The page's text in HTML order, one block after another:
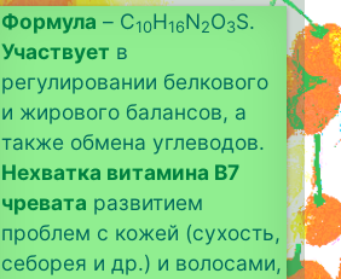
Формула – C10H16N2O3S.
Участвует в
регулировании белкового
и жирового балансов, а
также обмена углеводов.
Нехватка витамина B7
чревата развитием
проблем с кожей (сухость,
себорея и др.) и волосами,